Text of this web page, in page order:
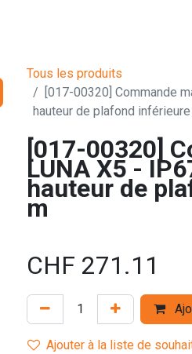
Tous les produits
[017-00320] Commande
hauteur de plafond inférieure
[017-00320]
LUNA X5 -
hauteur de
m
CHF 271.11
Ajouter à la liste de